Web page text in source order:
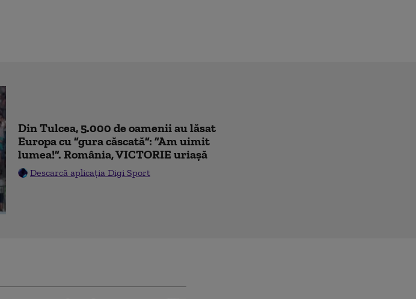
Din Tulcea, 5.000 de oamenii au lăsat
Europa cu ”gura căscată”: ”Am uimit
lumea!”. România, VICTORIE uriașă
Descarcă aplicația Digi Sport